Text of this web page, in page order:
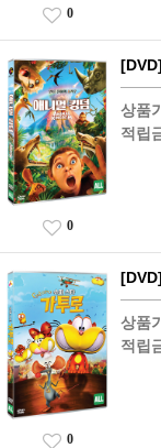
0
상품
적립
0
상품
적립
0